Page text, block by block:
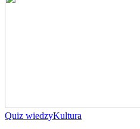
Quiz wiedzyKultura